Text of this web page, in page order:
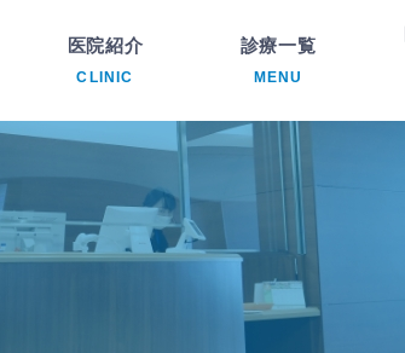
医院紹介
CLINIC
診療一覧
MENU
内科
透析内科
腎臓内科
循環器内科
医療